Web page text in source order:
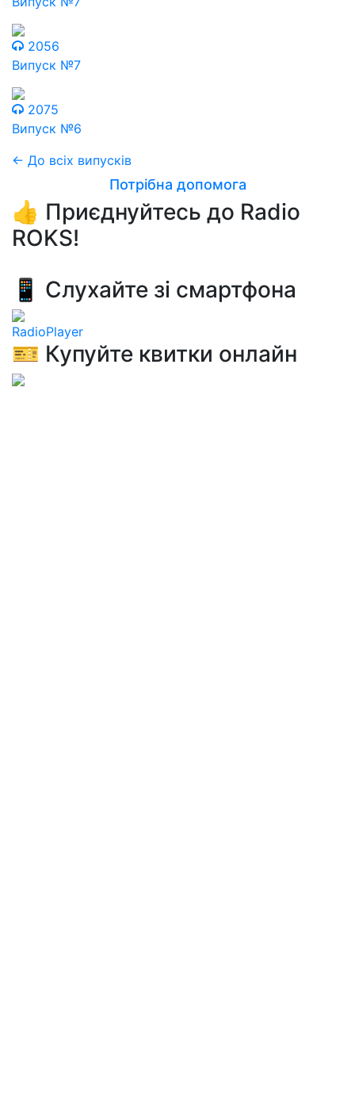
2056
Випуск №7
2075
Випуск №6
← До всіх випусків
Потрібна допомога
👍 Приєднуйтесь до Radio
ROKS!
📱 Слухайте зі смартфона
RadioPlayer
🎫 Купуйте квитки онлайн